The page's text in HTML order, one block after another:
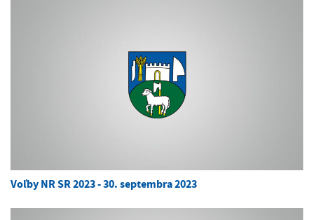
Voľby NR SR 2023 - 30. septembra 2023